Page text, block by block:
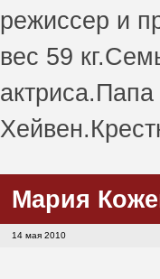
режиссер и
вес 59
Мария
14 мая 2010